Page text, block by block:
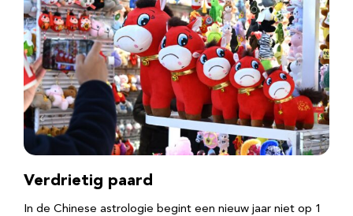
Verdrietig paard
In de Chinese astrologie begint een nieuw jaar niet op 1